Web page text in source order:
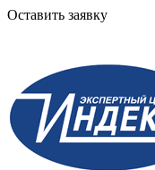
Оставить заявку